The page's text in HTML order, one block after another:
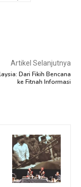
Artikel Selanjutnya
Dari Fikih Bencana
ke Fitnah Informasi